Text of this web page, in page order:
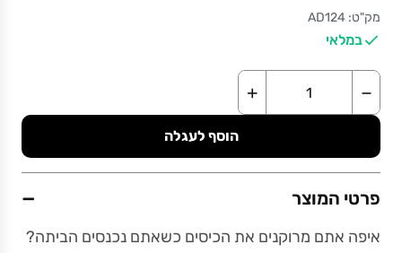
מק"ט: AD124
במלאי
−
+
הוסף לעגלה
פרטי המוצר −
איפה אתם מרוקנים את הכיסים כשאתם נכנסים הביתה?